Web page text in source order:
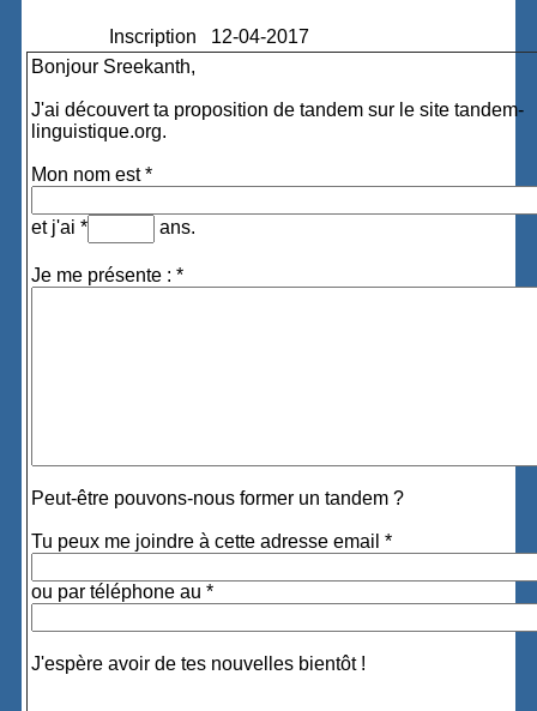
Inscription
12-04-2017
Bonjour Sreekanth,
J'ai découvert ta proposition de tandem sur le site tandem-
linguistique.org.
Mon nom est *
et j'ai * ans.
Je me présente : *
Peut-être pouvons-nous former un tandem ?
Tu peux me joindre à cette adresse email *
ou par téléphone au *
J'espère avoir de tes nouvelles bientôt !